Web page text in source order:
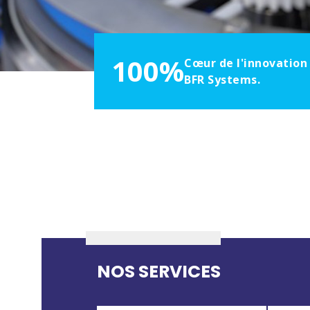
100%Cœur de l'innovation
BFR Systems.
NOS SERVICES